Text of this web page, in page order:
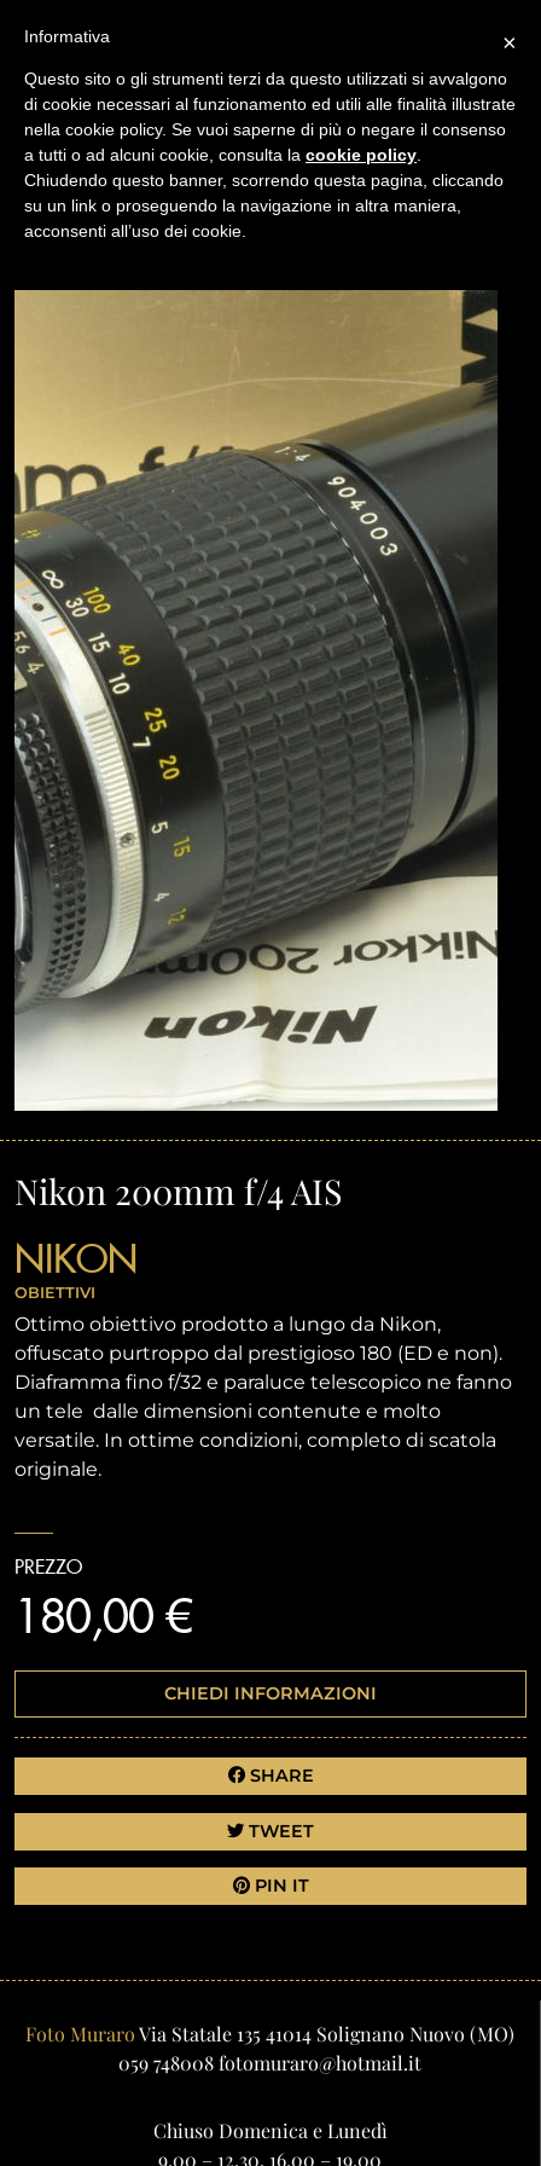
/ USATO NIKON 200MM F/4 AIS
NAVIGAZIONE
Nikon 200mm f/4 AIS
NIKON
OBIETTIVI
Ottimo obiettivo prodotto a lungo da Nikon,
offuscato purtroppo dal prestigioso 180 (ED e non).
Diaframma fino f/32 e paraluce telescopico ne fanno
un tele dalle dimensioni contenute e molto
versatile. In ottime condizioni, completo di scatola
originale.
PREZZO
180,00 €
CHIEDI INFORMAZIONI
SHARE
TWEET
PIN IT
Foto MuraroVia Statale 135 41014 Solignano Nuovo (MO)
059 748008fotomuraro@hotmail.it
Chiuso Domenica e Lunedì
9.00 – 12.30, 16.00 – 19.00
×
Informativa
Questo sito o gli strumenti terzi da questo utilizzati si avvalgono
di cookie necessari al funzionamento ed utili alle finalità illustrate
nella cookie policy. Se vuoi saperne di più o negare il consenso
a tutti o ad alcuni cookie, consulta la cookie policy
Chiudendo questo banner, scorrendo questa pagina, cliccando
su un link o proseguendo la navigazione in altra maniera,
acconsenti all’uso dei cookie.